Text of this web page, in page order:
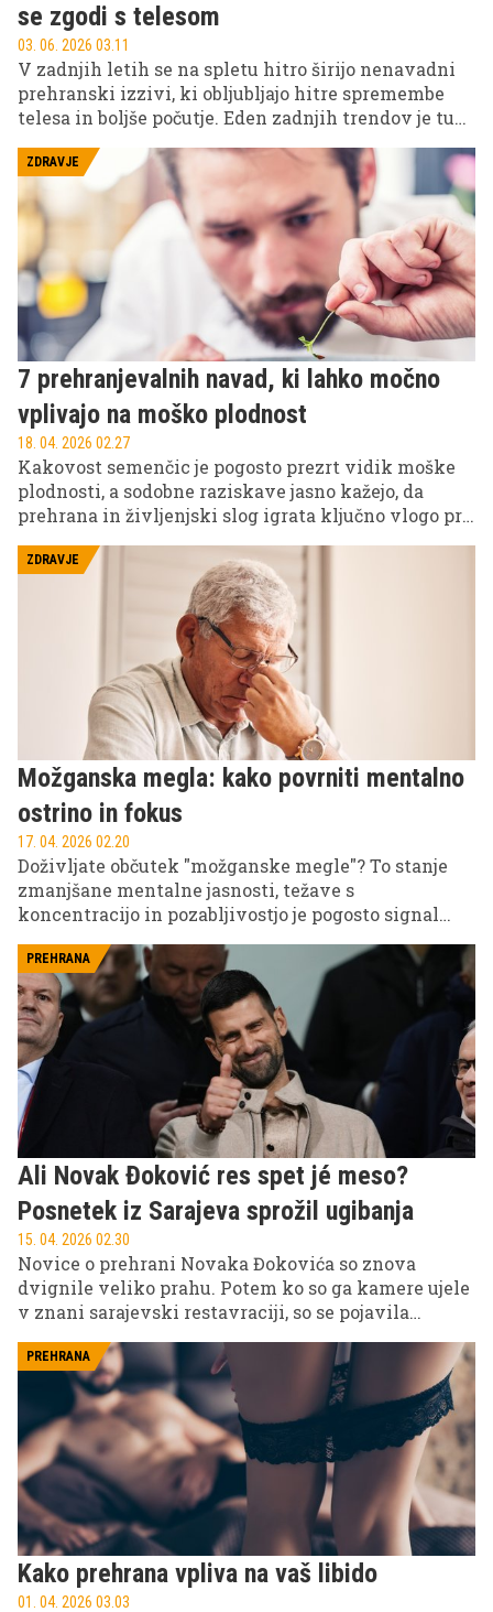
se zgodi s telesom
03. 06. 2026 03.11
V zadnjih letih se na spletu hitro širijo nenavadni
prehranski izzivi, ki obljubljajo hitre spremembe
telesa in boljše počutje. Eden zadnjih trendov je tudi
post s sardelami, kjer posamezniki več dni uživajo
izključno sardine in delijo svoje izkušnje ter učinke
na telo in počutje.
ZDRAVJE
7 prehranjevalnih navad, ki lahko močno
vplivajo na moško plodnost
18. 04. 2026 02.27
Kakovost semenčic je pogosto prezrt vidik moške
plodnosti, a sodobne raziskave jasno kažejo, da
prehrana in življenjski slog igrata ključno vlogo pri
tem, kako učinkovito delujejo moške reproduktivne
celice. Vsakodnevne prehranske izbire ne vplivajo
le na energijo, telesno težo ali zdravje srca, temveč
tudi na genetsko zasnovo semenčic.
ZDRAVJE
Možganska megla: kako povrniti mentalno
ostrino in fokus
17. 04. 2026 02.20
Doživljate občutek "možganske megle"? To stanje
zmanjšane mentalne jasnosti, težave s
koncentracijo in pozabljivostjo je pogosto signal
so pomanjkanje spanca, stres in digitalna
preobremenitev, ter izvedite praktične tehnike za
povrnitev mentalne ostrine in boljšega počutja.
PREHRANA
Ali Novak Đoković res spet jé meso?
Posnetek iz Sarajeva sprožil ugibanja
15. 04. 2026 02.30
Novice o prehrani Novaka Đokovića so znova
dvignile veliko prahu. Potem ko so ga kamere ujele
v znani sarajevski restavraciji, so se pojavila
svetu spremenil svoje dolgoletne prehranske
navade. Kaj se v resnici dogaja?
PREHRANA
Kako prehrana vpliva na vaš libido
01. 04. 2026 03.03